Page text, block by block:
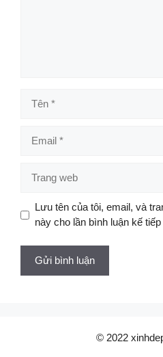
web
Lưu tên của tôi, email, và
này cho lần bình luận kế
© 2022